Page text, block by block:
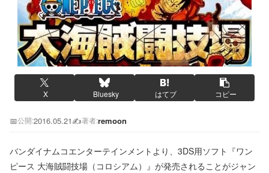
X Bluesky はてブ コピー
📅公開:2016.05.21✍️著者:remoon
バンダイナムコエンターテインメントより、3DS用ソフト『ワン
ピース 大海賊闘技場（コロシアム）』が発売されることがジャン